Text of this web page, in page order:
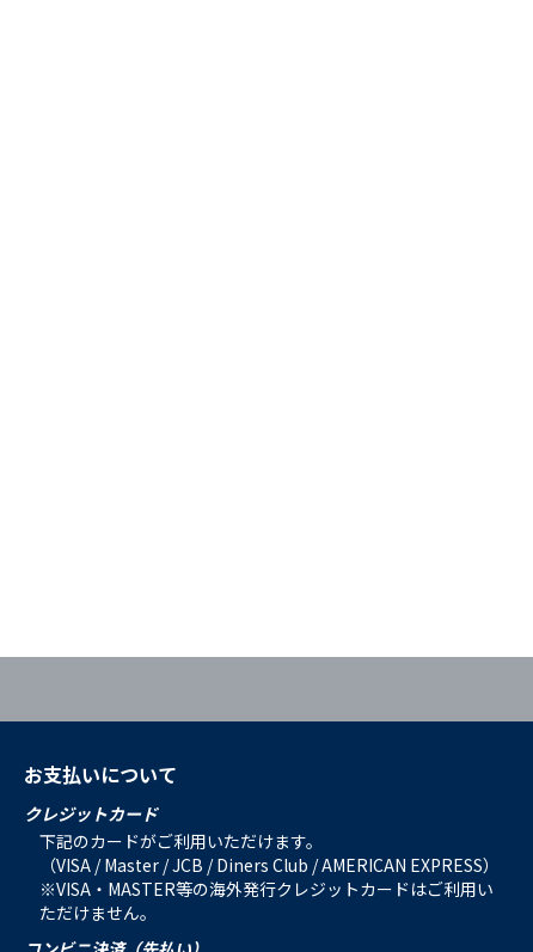
お支払いについて
クレジットカード
下記のカードがご利用いただけます。
（VISA / Master / JCB / Diners Club / AMERICAN EXPRESS）
※VISA・MASTER等の海外発行クレジットカードはご利用い
ただけません。